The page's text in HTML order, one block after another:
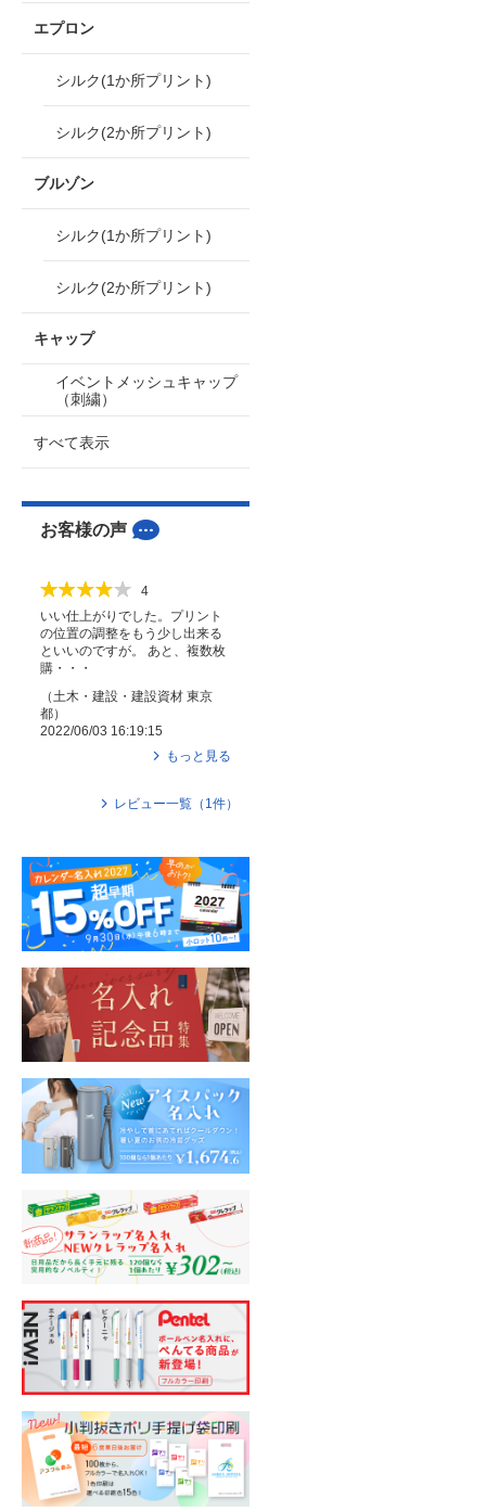
エプロン
シルク(1か所プリント)
シルク(2か所プリント)
ブルゾン
シルク(1か所プリント)
シルク(2か所プリント)
キャップ
イベントメッシュキャップ
（刺繍）
すべて表示
お客様の声
4
いい仕上がりでした。プリント
の位置の調整をもう少し出来る
といいのですが。 あと、複数枚
購・・・
（ 土木・建設・建設資材 東京
都）
2022/06/03 16:19:15
もっと見る
レビュー一覧（ 1 件）